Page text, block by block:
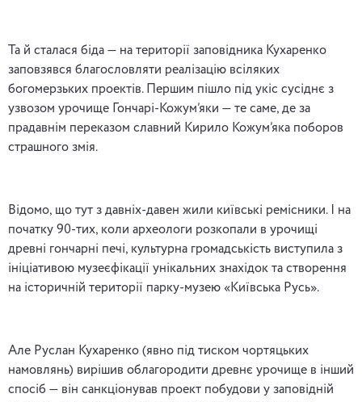
Та й сталася біда — на території заповідника Кухаренко
заповзявся благословляти реалізацію всіляких
богомерзьких проектів. Першим пішло під укіс сусіднє з
узвозом урочище Гончарі-Кожум’яки — те саме, де за
прадавнім переказом славний Кирило Кожум’яка поборов
страшного змія.
Відомо, що тут з давніх-давен жили київські ремісники. І на
початку 90-тих, коли археологи розкопали в урочищі
древні гончарні печі, культурна громадськість виступила з
ініціативою музеєфікації унікальних знахідок та створення
на історичній території парку-музею «Київська Русь».
Але Руслан Кухаренко (явно під тиском чортяцьких
намовлянь) вирішив облагородити древнє урочище в інший
спосіб — він санкціонував проект побудови у заповідній